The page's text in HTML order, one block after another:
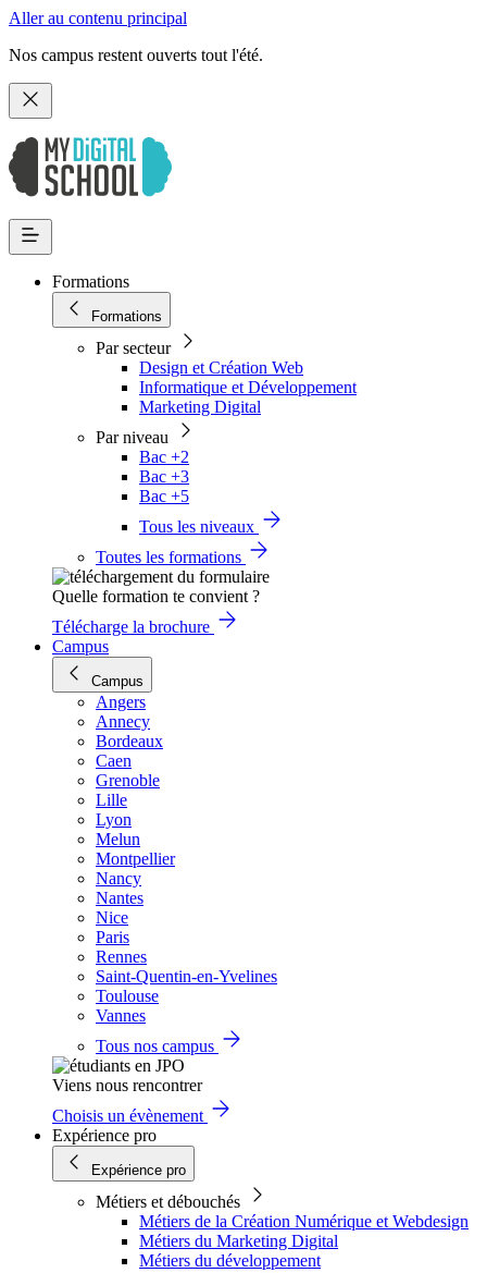
Aller au contenu principal
Nos campus restent ouverts tout l'été.
Formations
Formations
Par secteur
Design et Création Web
Informatique et Développement
Marketing Digital
Par niveau
Bac +2
Bac +3
Bac +5
Tous les niveaux
Toutes les formations
Quelle formation te convient ?
Télécharge la brochure
Campus
Campus
Angers
Annecy
Bordeaux
Caen
Grenoble
Lille
Lyon
Melun
Montpellier
Nancy
Nantes
Nice
Paris
Rennes
Saint-Quentin-en-Yvelines
Toulouse
Vannes
Tous nos campus
Viens nous rencontrer
Choisis un évènement
Expérience pro
Expérience pro
Métiers et débouchés
Métiers de la Création Numérique et Webdesign
Métiers du Marketing Digital
Métiers du développement